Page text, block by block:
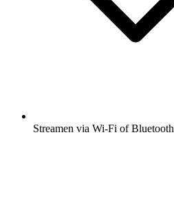
Streamen via Wi-Fi of Bluetooth